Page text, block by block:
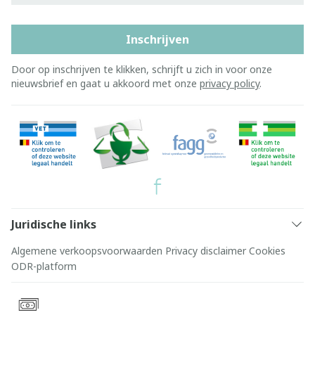
Inschrijven
Door op inschrijven te klikken, schrijft u zich in voor onze
nieuwsbrief en gaat u akkoord met onze privacy policy.
Juridische links
Algemene verkoopsvoorwaarden Privacy disclaimer Cookies
ODR-platform